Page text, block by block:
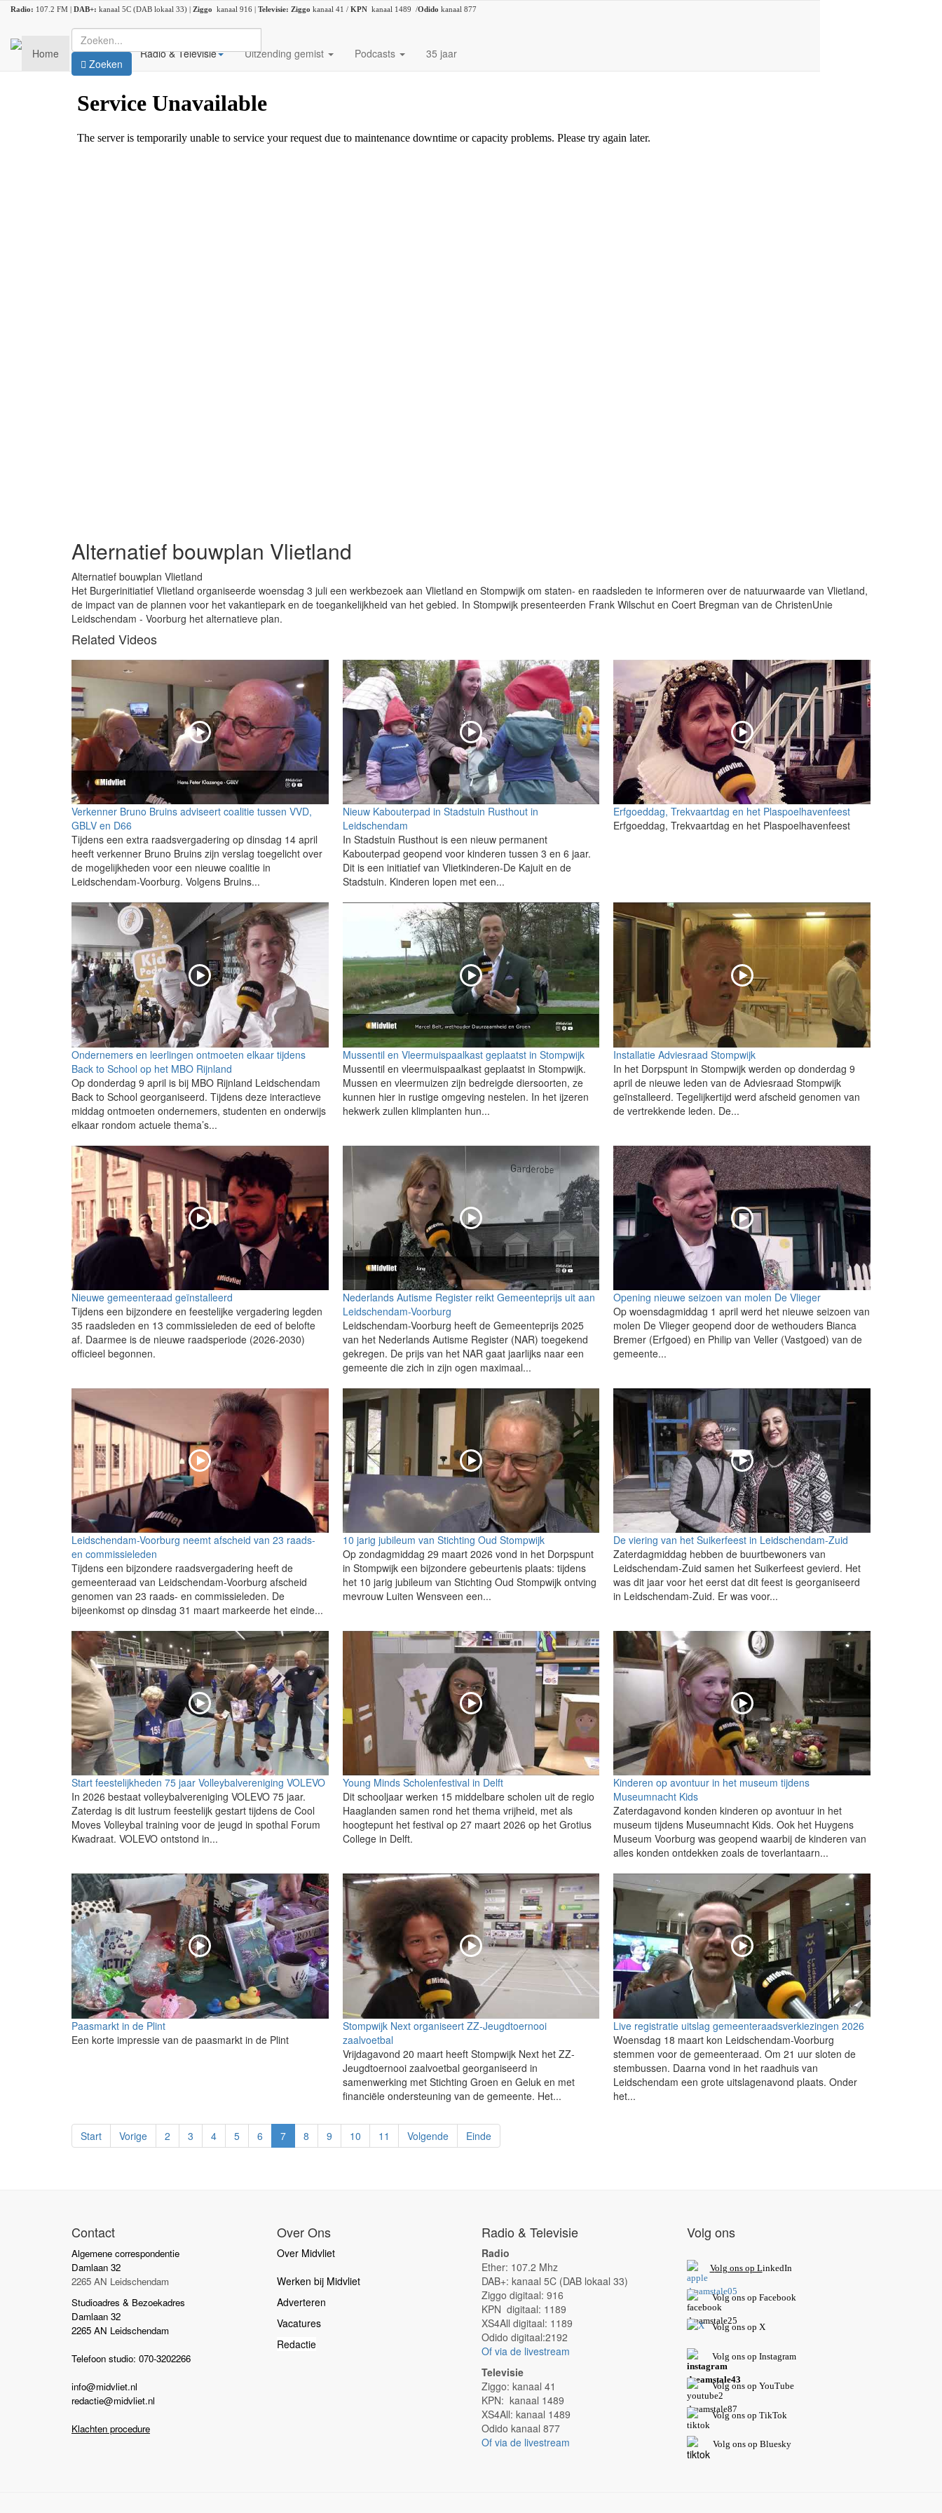
Radio: 107.2 FM | DAB+: kanaal 5C (DAB lokaal 33) | Ziggo kanaal 916 | Televisie: Ziggo kanaal 41 / KPN kanaal 1489 /Odido kanaal 877
Home Nieuws Radio & Televisie Uitzending gemist Podcasts 35 jaar
Zoeken
Alternatief bouwplan Vlietland
Alternatief bouwplan Vlietland
Het Burgerinitiatief Vlietland organiseerde woensdag 3 juli een werkbezoek aan Vlietland en Stompwijk om staten- en raadsleden te informeren over de natuurwaarde van Vlietland,
de impact van de plannen voor het vakantiepark en de toegankelijkheid van het gebied. In Stompwijk presenteerden Frank Wilschut en Coert Bregman van de ChristenUnie
Leidschendam - Voorburg het alternatieve plan.
Related Videos
Verkenner Bruno Bruins adviseert coalitie tussen VVD,
GBLV en D66
Tijdens een extra raadsvergadering op dinsdag 14 april
heeft verkenner Bruno Bruins zijn verslag toegelicht over
de mogelijkheden voor een nieuwe coalitie in
Leidschendam-Voorburg. Volgens Bruins...
Nieuw Kabouterpad in Stadstuin Rusthout in
Leidschendam
In Stadstuin Rusthout is een nieuw permanent
Kabouterpad geopend voor kinderen tussen 3 en 6 jaar.
Dit is een initiatief van Vlietkinderen-De Kajuit en de
Stadstuin. Kinderen lopen met een...
Erfgoeddag, Trekvaartdag en het Plaspoelhavenfeest
Erfgoeddag, Trekvaartdag en het Plaspoelhavenfeest
Ondernemers en leerlingen ontmoeten elkaar tijdens
Back to School op het MBO Rijnland
Op donderdag 9 april is bij MBO Rijnland Leidschendam
Back to School georganiseerd. Tijdens deze interactieve
middag ontmoeten ondernemers, studenten en onderwijs
elkaar rondom actuele thema’s...
Mussentil en Vleermuispaalkast geplaatst in Stompwijk
Mussentil en vleermuispaalkast geplaatst in Stompwijk.
Mussen en vleermuizen zijn bedreigde diersoorten, ze
kunnen hier in rustige omgeving nestelen. In het ijzeren
hekwerk zullen klimplanten hun...
Installatie Adviesraad Stompwijk
In het Dorpspunt in Stompwijk werden op donderdag 9
april de nieuwe leden van de Adviesraad Stompwijk
geïnstalleerd. Tegelijkertijd werd afscheid genomen van
de vertrekkende leden. De...
Nieuwe gemeenteraad geïnstalleerd
Tijdens een bijzondere en feestelijke vergadering legden
35 raadsleden en 13 commissieleden de eed of belofte
af. Daarmee is de nieuwe raadsperiode (2026-2030)
officieel begonnen.
Nederlands Autisme Register reikt Gemeenteprijs uit aan
Leidschendam-Voorburg
Leidschendam-Voorburg heeft de Gemeenteprijs 2025
van het Nederlands Autisme Register (NAR) toegekend
gekregen. De prijs van het NAR gaat jaarlijks naar een
gemeente die zich in zijn ogen maximaal...
Opening nieuwe seizoen van molen De Vlieger
Op woensdagmiddag 1 april werd het nieuwe seizoen van
molen De Vlieger geopend door de wethouders Bianca
Bremer (Erfgoed) en Philip van Veller (Vastgoed) van de
gemeente...
Leidschendam-Voorburg neemt afscheid van 23 raads-
en commissieleden
Tijdens een bijzondere raadsvergadering heeft de
gemeenteraad van Leidschendam-Voorburg afscheid
genomen van 23 raads- en commissieleden. De
bijeenkomst op dinsdag 31 maart markeerde het einde...
10 jarig jubileum van Stichting Oud Stompwijk
Op zondagmiddag 29 maart 2026 vond in het Dorpspunt
in Stompwijk een bijzondere gebeurtenis plaats: tijdens
het 10 jarig jubileum van Stichting Oud Stompwijk ontving
mevrouw Luiten Wensveen een...
De viering van het Suikerfeest in Leidschendam-Zuid
Zaterdagmiddag hebben de buurtbewoners van
Leidschendam-Zuid samen het Suikerfeest gevierd. Het
was dit jaar voor het eerst dat dit feest is georganiseerd
in Leidschendam-Zuid. Er was voor...
Start feestelijkheden 75 jaar Volleybalvereniging VOLEVO
In 2026 bestaat volleybalvereniging VOLEVO 75 jaar.
Zaterdag is dit lustrum feestelijk gestart tijdens de Cool
Moves Volleybal training voor de jeugd in spothal Forum
Kwadraat. VOLEVO ontstond in...
Young Minds Scholenfestival in Delft
Dit schooljaar werken 15 middelbare scholen uit de regio
Haaglanden samen rond het thema vrijheid, met als
hoogtepunt het festival op 27 maart 2026 op het Grotius
College in Delft.
Kinderen op avontuur in het museum tijdens
Museumnacht Kids
Zaterdagavond konden kinderen op avontuur in het
museum tijdens Museumnacht Kids. Ook het Huygens
Museum Voorburg was geopend waarbij de kinderen van
alles konden ontdekken zoals de toverlantaarn...
Paasmarkt in de Plint
Een korte impressie van de paasmarkt in de Plint
Stompwijk Next organiseert ZZ-Jeugdtoernooi
zaalvoetbal
Vrijdagavond 20 maart heeft Stompwijk Next het ZZ-
Jeugdtoernooi zaalvoetbal georganiseerd in
samenwerking met Stichting Groen en Geluk en met
financiële ondersteuning van de gemeente. Het...
Live registratie uitslag gemeenteraadsverkiezingen 2026
Woensdag 18 maart kon Leidschendam-Voorburg
stemmen voor de gemeenteraad. Om 21 uur sloten de
stembussen. Daarna vond in het raadhuis van
Leidschendam een grote uitslagenavond plaats. Onder
het...
Start Vorige 2 3 4 5 6 7 8 9 10 11 Volgende Einde
Contact
Algemene correspondentie
Damlaan 32
2265 AN Leidschendam
Studioadres & Bezoekadres
Damlaan 32
2265 AN Leidschendam
Telefoon studio: 070-3202266
info@midvliet.nl
redactie@midvliet.nl
Klachten procedure
Over Ons
Over Midvliet
Werken bij Midvliet
Adverteren
Vacatures
Redactie
Radio & Televisie
Radio
Ether: 107.2 Mhz
DAB+: kanaal 5C (DAB lokaal 33)
Ziggo digitaal: 916
KPN digitaal: 1189
XS4All digitaal: 1189
Odido digitaal:2192
Of via de livestream
Televisie
Ziggo: kanaal 41
KPN: kanaal 1489
XS4All: kanaal 1489
Odido kanaal 877
Of via de livestream
Volg ons
Volg ons op LinkedIn
Volg ons op Facebook
Volg ons op X
Volg ons op Instagram
Volgons op YouTube
Volg ons op TikTok
Volg ons op Bluesky